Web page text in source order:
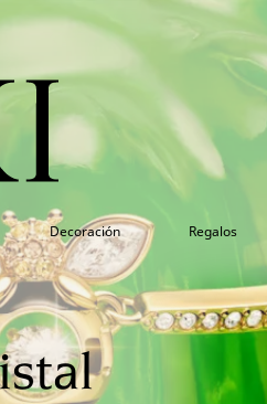
Decoración Regalos